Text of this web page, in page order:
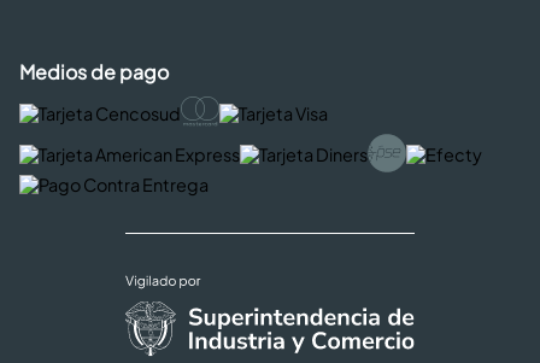
Medios de pago